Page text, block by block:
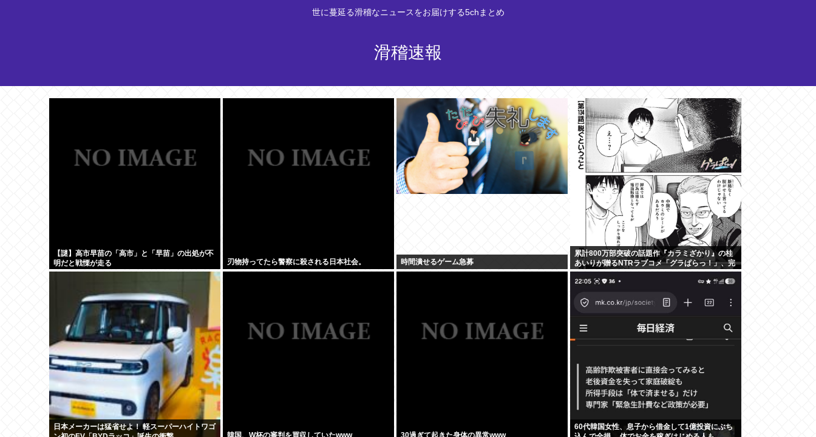
世に蔓延る滑稽なニュースをお届けする5chまとめ
滑稽速報
【謎】高市早苗の「高市」と「早苗」の出処が不
明だと戦慄が走る
刃物持ってたら警察に殺される日本社会。 時間潰せるゲーム急募
累計800万部突破の話題作『カラミざかり』の桂
あいりが贈るNTRラブコメ「グラぱらっ！」、完
結までラスト2話！！
日本メーカーは猛省せよ！ 軽スーパーハイトワゴ
韓国、W杯の審判を買収していたwww 30過ぎて起きた身体の異常www
60代韓国女性、息子から借金して1億投資にぶち